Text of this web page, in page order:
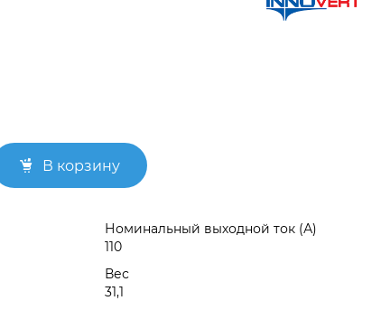
В корзину
Номинальный выходной ток (А)
110
Вес
31,1